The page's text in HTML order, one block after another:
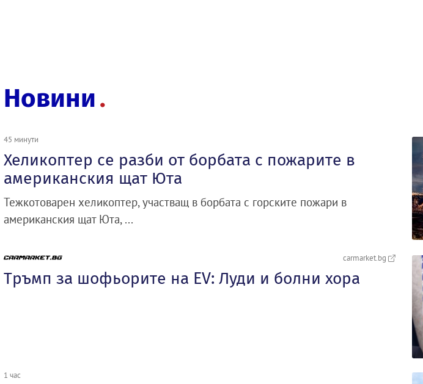
Новини
45 минути
Хеликоптер се разби от борбата с пожарите в
американския щат Юта
Тежкотоварен хеликоптер, участващ в борбата с горските пожари в
американския щат Юта, ...
carmarket.bg
Тръмп за шофьорите на EV: Луди и болни хора
1 час